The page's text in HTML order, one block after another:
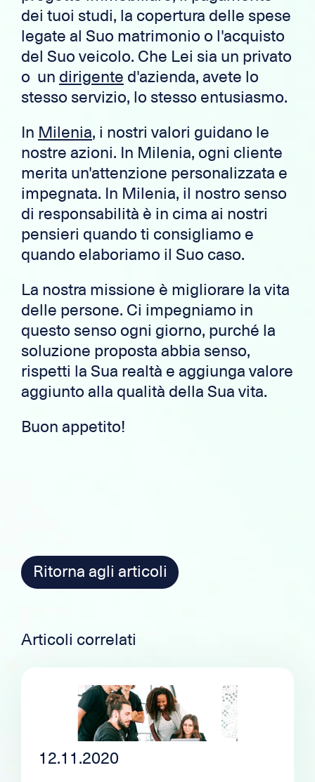
dei tuoi studi, la copertura delle spese
legate al Suo matrimonio o l'acquisto
del Suo veicolo. Che Lei sia un privato
o un dirigente d'azienda, avete lo
stesso servizio, lo stesso entusiasmo.
In Milenia, i nostri valori guidano le
nostre azioni. In Milenia, ogni cliente
merita un'attenzione personalizzata e
impegnata. In Milenia, il nostro senso
di responsabilità è in cima ai nostri
pensieri quando ti consigliamo e
quando elaboriamo il Suo caso.
La nostra missione è migliorare la vita
delle persone. Ci impegniamo in
questo senso ogni giorno, purché la
soluzione proposta abbia senso,
rispetti la Sua realtà e aggiunga valore
aggiunto alla qualità della Sua vita.
Buon appetito!
Ritorna agli articoli
Articoli correlati
12.11.2020